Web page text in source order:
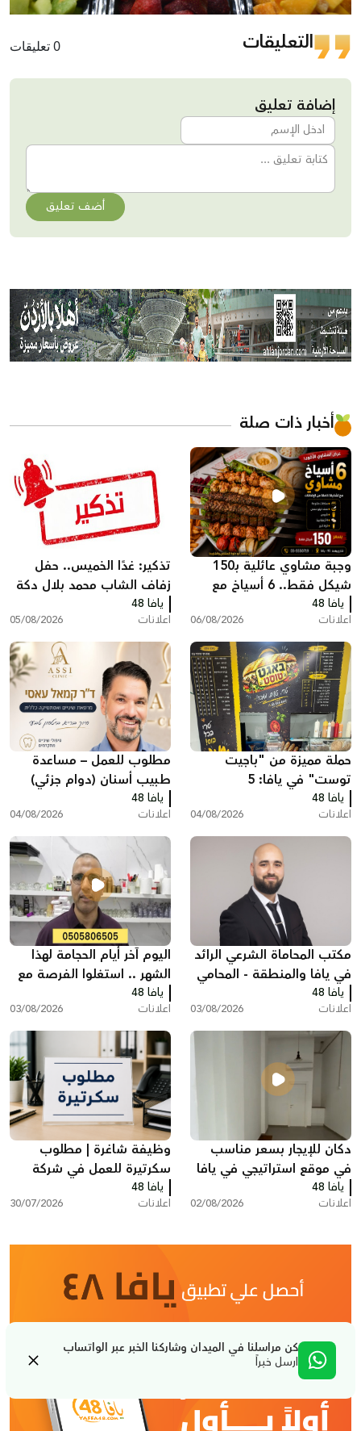
كن مراسلنا في الميدان وشاركنا الخبر عبر الواتساب
ارسل خبراً
التعليقات 0 تعليقات
إضافة تعليق
أضف تعليق
أخبار ذات صلة
وجبة مشاوي عائلية بـ150
شيكل فقط.. 6 أسياخ مع
كامل الإضافات في مطعم
أبو حلوة بيافا
يافا 48
اعلانات 06/08/2026
تذكير: غدًا الخميس.. حفل
زفاف الشاب محمد بلال دكة
يافا 48
اعلانات 05/08/2026
حملة مميزة من "باجيت
توست" في يافا: 5
ساندويشات باجيت مع
شيبس وكولا بـ200 شيكل
يافا 48
اعلانات 04/08/2026
مطلوب للعمل – مساعدة
طبيب أسنان (دوام جزئي)
يافا 48
اعلانات 04/08/2026
مكتب المحاماة الشرعي الرائد
في يافا والمنطقة - المحامي
عبد الفتاح محمد زبدة
يافا 48
اعلانات 03/08/2026
اليوم آخر أيام الحجامة لهذا
الشهر .. استغلوا الفرصة مع
مركز سريس
يافا 48
اعلانات 03/08/2026
دكان للإيجار بسعر مناسب
في موقع استراتيجي في يافا
يافا 48
اعلانات 02/08/2026
وظيفة شاغرة | مطلوب
سكرتيرة للعمل في شركة
بمدينة ريشون لتسيون
يافا 48
اعلانات 30/07/2026